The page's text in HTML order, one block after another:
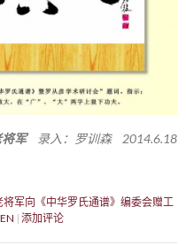
军录入：罗训森 2014.6.18
军向《中华罗氏通谱》编委会赠工
添加评论